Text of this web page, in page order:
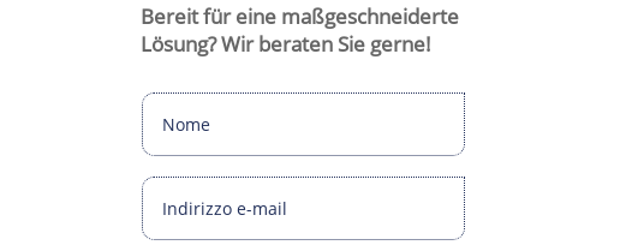
Bereit für eine maßgeschneiderte
Lösung? Wir beraten Sie gerne!